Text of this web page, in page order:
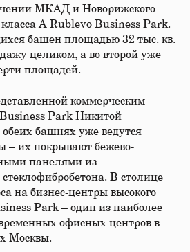
МКАД и Новорижского
класса А Rublevo Business Park.
башен площадью 32 тыс. кв.
целиком, а во второй уже
площадей.
коммерческим
Park Никитой
башнях уже ведутся
– их покрывают бежево-
панелями из
стеклофибробетона. В столице
на бизнес-центры высокого
Park – один из наиболее
офисных центров в
Москвы.